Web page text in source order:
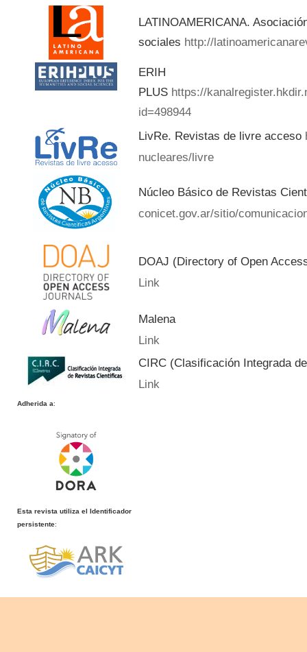
LATINOAMERICANA.
sociales http://
ERIH
PLUS https://
id=498944
LivRe. Revistas de livre acceso
nucleares/livre
Núcleo Básico de Revistas
conicet.gov.ar/sitio/
DOAJ (Directory of Open
Link
Malena
Link
CIRC (Clasificación Integrada
Link
Adherida a:
Esta revista utiliza el Identificador
persistente: